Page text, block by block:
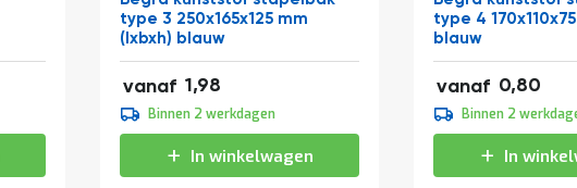
type 3 250x165x125 mm
(lxbxh) blauw
vanaf 1,98
2,40
2,20
2,66Binnen 2 werkdagen
In winkelwagen
type 4
blauw
vanaf 0,80
0,97
0,90
1,09Binnen 2
In